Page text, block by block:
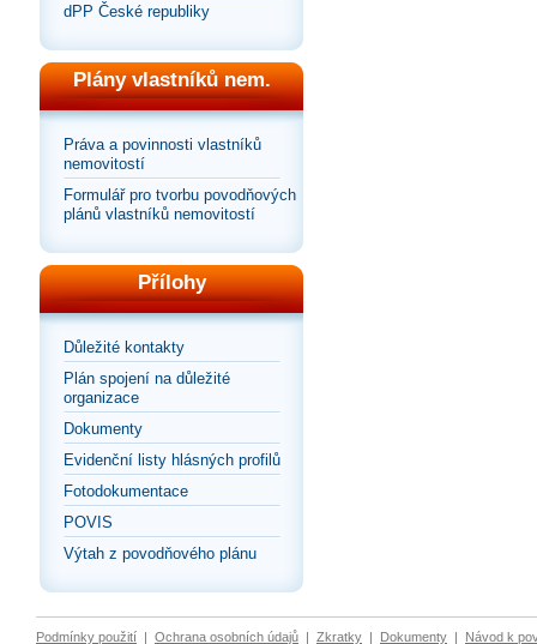
dPP České republiky
Plány vlastníků nem.
Práva a povinnosti vlastníků
nemovitostí
Formulář pro tvorbu povodňových
plánů vlastníků nemovitostí
Přílohy
Důležité kontakty
Plán spojení na důležité
organizace
Dokumenty
Evidenční listy hlásných profilů
Fotodokumentace
POVIS
Výtah z povodňového plánu
Podmínky použití | Ochrana osobních údajů | Zkratky | Dokumenty | Návod k